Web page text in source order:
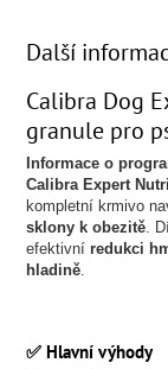
Další
Calibra Dog
granule pro
Informace o
Calibra Expert
kompletní krmivo
sklony k obezitě.
efektivníredukci
hladině.
✅ Hlavní výhody